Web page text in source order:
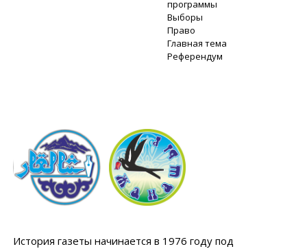
программы
Выборы
Право
Главная тема
Референдум
История газеты начинается в 1976 году под